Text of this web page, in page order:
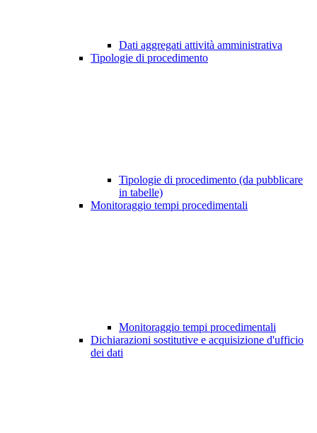
Dati aggregati attività amministrativa
Tipologie di procedimento
Tipologie di procedimento (da pubblicare
in tabelle)
Monitoraggio tempi procedimentali
Monitoraggio tempi procedimentali
Dichiarazioni sostitutive e acquisizione d'ufficio
dei dati